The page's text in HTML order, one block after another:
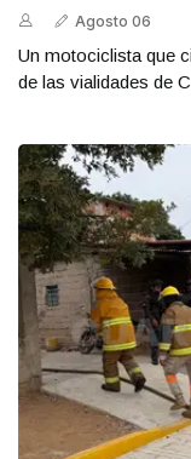
Agosto 06
Un motociclista que
de las vialidades de